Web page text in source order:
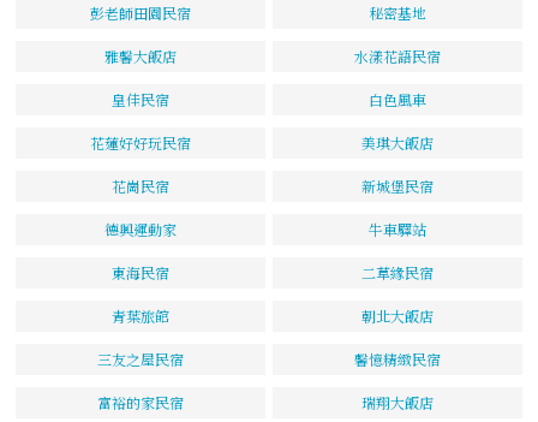
彭老師田園民宿 秘密基地
雅馨大飯店 水漾花語民宿
皇佳民宿 白色風車
花蓮好好玩民宿 美琪大飯店
花崗民宿 新城堡民宿
德興運動家 牛車驛站
東海民宿 二草緣民宿
青葉旅館 朝北大飯店
三友之屋民宿 馨憶精緻民宿
富裕的家民宿 瑞翔大飯店